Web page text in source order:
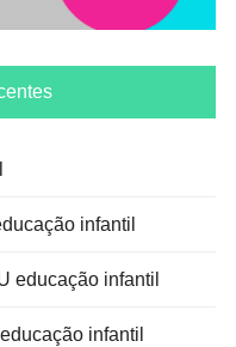
infantil
educação infantil
infantil